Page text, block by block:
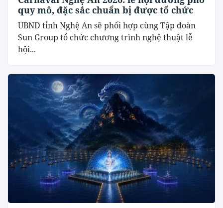
quy mô, đặc sắc chuẩn bị được tổ chức
UBND tỉnh Nghệ An sẽ phối hợp cùng Tập đoàn
Sun Group tổ chức chương trình nghệ thuật lễ
hội...